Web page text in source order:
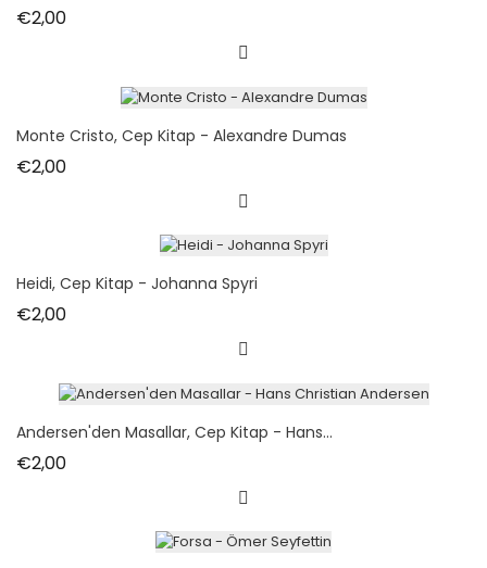
€2,00Fiyat
Monte Cristo, Cep Kitap - Alexandre Dumas
€2,00Fiyat
Heidi, Cep Kitap - Johanna Spyri
€2,00Fiyat
Andersen'den Masallar, Cep Kitap - Hans...
€2,00Fiyat